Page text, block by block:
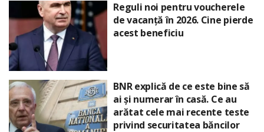
Reguli noi pentru voucherele
de vacanță în 2026. Cine pierde
acest beneficiu
BNR explică de ce este bine să
ai și numerar în casă. Ce au
arătat cele mai recente teste
privind securitatea băncilor